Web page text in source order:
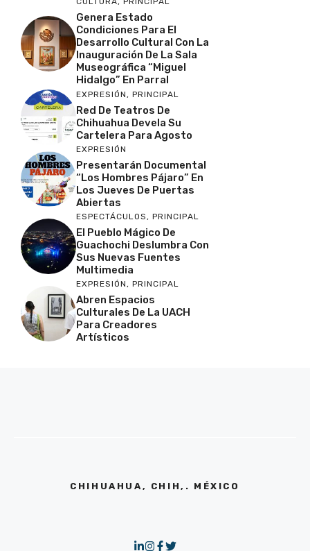
Genera Estado
Condiciones Para El
Desarrollo Cultural Con La
Inauguración De La Sala
Museográfica “Miguel
Hidalgo” En Parral
EXPRESIÓN , PRINCIPAL
Red De Teatros De
Chihuahua Devela Su
Cartelera Para Agosto
EXPRESIÓN
Presentarán Documental
“Los Hombres Pájaro” En
Los Jueves De Puertas
Abiertas
ESPECTÁCULOS, PRINCIPAL
El Pueblo Mágico De
Guachochi Deslumbra Con
Sus Nuevas Fuentes
Multimedia
EXPRESIÓN, PRINCIPAL
Abren Espacios
Culturales De La UACH
Para Creadores
Artísticos
CHIHUAHUA, CHIH,. MÉXICO